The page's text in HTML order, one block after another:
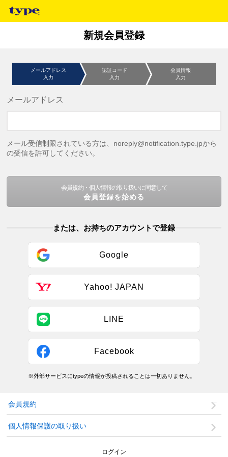
新規会員登録
メールアドレス
入力
認証コード
入力
会員情報
入力
メールアドレス
メール受信制限されている方は、noreply@notification.type.jpから
の受信を許可してください。
会員規約・個人情報の取り扱いに同意して
会員登録を始める
または、お持ちのアカウントで登録
Google
Yahoo! JAPAN
LINE
Facebook
※外部サービスにtypeの情報が投稿されることは一切ありません。
会員規約
個人情報保護の取り扱い
ログイン